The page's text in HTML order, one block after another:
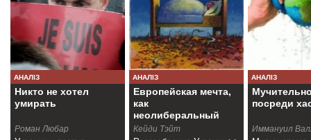
АНАЛІЗ
Никто не хотел
умирать
Роман Любар
АНАЛІЗ
Европейская мечта,
как
неолиберальный
кошмар
Кейди Тэйт
АНАЛІЗ
посреди
Иммануил